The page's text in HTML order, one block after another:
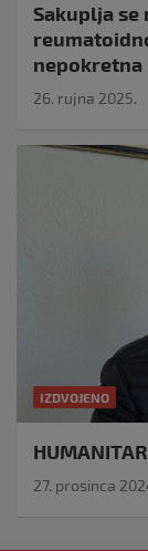
Sakuplja se
nepokretna
26. rujna 2025.
IZDVOJENO
27. prosinca